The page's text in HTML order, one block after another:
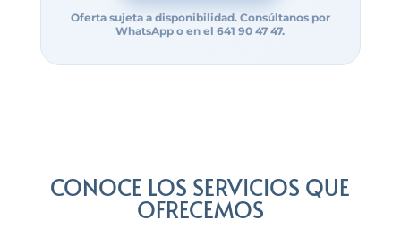
Oferta sujeta a disponibilidad. Consúltanos por
WhatsApp o en el 641 90 47 47.
CONOCE LOS SERVICIOS QUE
OFRECEMOS